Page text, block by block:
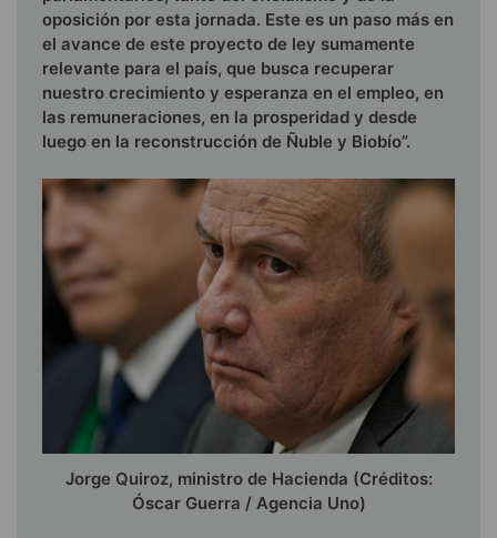
oposición por esta jornada. Este es un paso más en
el avance de este proyecto de ley sumamente
relevante para el país, que busca recuperar
nuestro crecimiento y esperanza en el empleo, en
las remuneraciones, en la prosperidad y desde
luego en la reconstrucción de Ñuble y Biobío”.
Jorge Quiroz, ministro de Hacienda (Créditos:
Óscar Guerra / Agencia Uno)